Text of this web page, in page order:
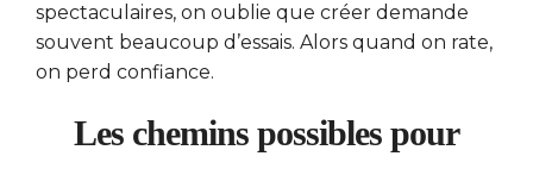
spectaculaires, on oublie que créer demande
souvent beaucoup d’essais. Alors quand on rate,
on perd confiance.
Les chemins possibles pour